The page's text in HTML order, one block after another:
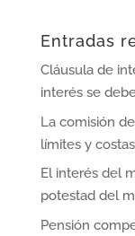
Entradas
Cláusula de
interés se
La comisión
límites y costas
El interés del
potestad del
Pensión